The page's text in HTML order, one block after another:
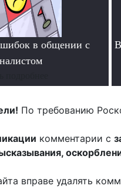
в общении с
По требованию
комментарии с
вправе удалять